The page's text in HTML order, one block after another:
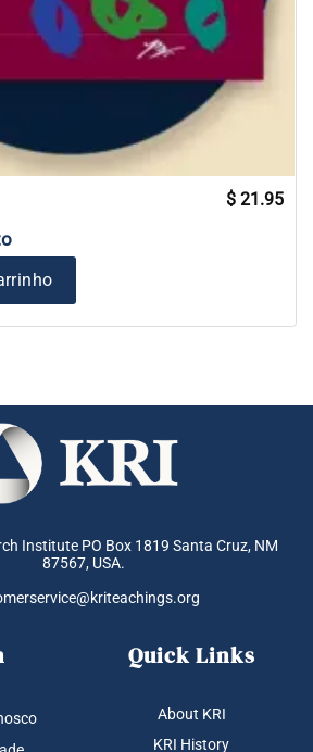
$ 21.95
Institute PO Box 1819 Santa Cruz, NM
87567, USA.
Quick Links
About KRI
KRI History